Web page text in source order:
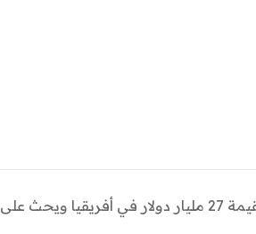
ماكرون يكشف عن استثمارات بقيمة 27 مليار دولار في أفريقيا ويحث على